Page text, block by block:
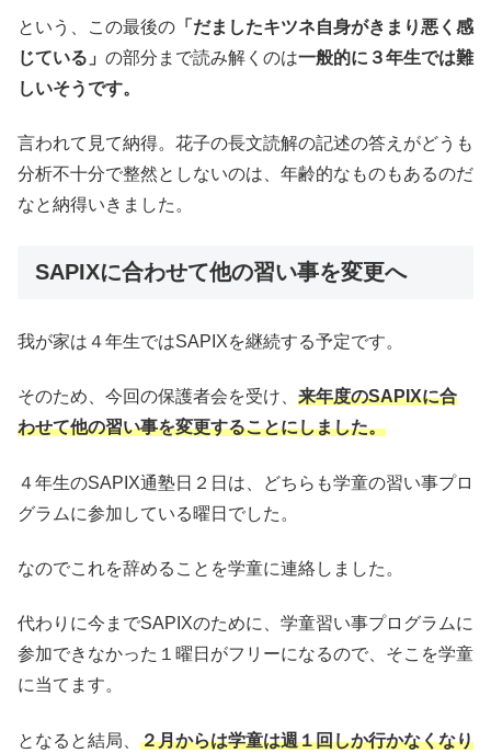
という、この最後の 「だましたキツネ自身がきまり悪く感
じている」 の部分まで読み解くのは一般的に３年生では難
しいそうです。
言われて見て納得。花子の長文読解の記述の答えがどうも
分析不十分で整然としないのは、年齢的なものもあるのだ
なと納得いきました。
SAPIXに合わせて他の習い事を変更へ
我が家は４年生ではSAPIXを継続する予定です。
そのため、今回の保護者会を受け、 来年度のSAPIXに合
わせて他の習い事を変更することにしました。
４年生のSAPIX通塾日２日は、どちらも学童の習い事プロ
グラムに参加している曜日でした。
なのでこれを辞めることを学童に連絡しました。
代わりに今までSAPIXのために、学童習い事プログラムに
参加できなかった１曜日がフリーになるので、そこを学童
に当てます。
となると結局、 ２月からは学童は週１回しか行かなくなり